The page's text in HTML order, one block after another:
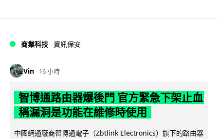
商業科技 資訊保安
Vin 16 小時
智博通路由器爆後門 官方緊急下架止血
稱漏洞是功能在維修時使用
中國網通廠商智博通電子（Zbtlink Electronics）旗下的路由器